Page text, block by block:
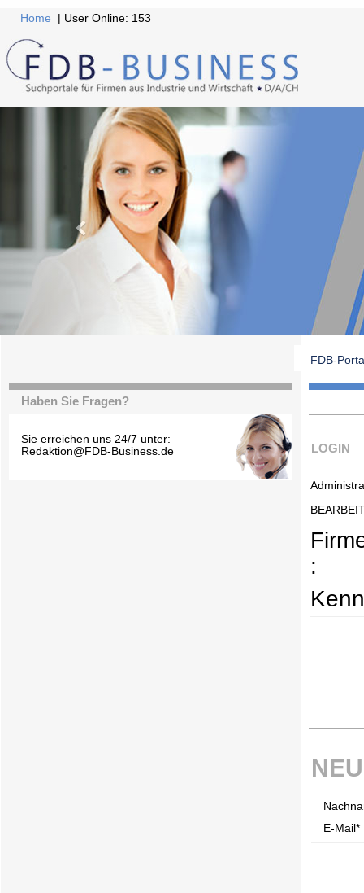
Home | User Online: 153
FDB-
Haben Sie Fragen?
Sie erreichen uns 24/7 unter:
Redaktion@FDB-Business.de
LOGIN
:
E-Mail*